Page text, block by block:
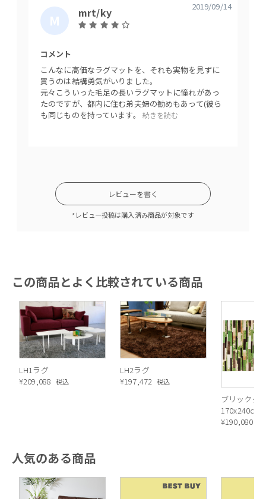
M
R
T
/
K
Y
mrt/ky 2019/09/14
コメント
こんなに高価なラグマットを、それも実物を見ずに
買うのは結構勇気がいりました。
元々こういった毛足の長いラグマットに憧れがあっ
たのですが、都内に住む弟夫婦の勧めもあって(彼ら
も同じものを持っています。 続きを読む
レビューを書く
*レビュー投稿は購入済み商品が対象です
この商品とよく比較されている商品
LH1ラグ
¥209,088 税込
LH2ラグ
¥197,472 税込
ブリックグ
170x240cm
ト
¥190,080
人気のある商品